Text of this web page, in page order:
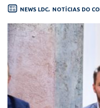
NEWS LDC, NOTÍCIAS DO